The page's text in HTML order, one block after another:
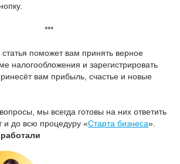
***
поможет вам принять верное
налогообложения и зарегистрировать
вам прибыль, счастье и новые
мы всегда готовы на них ответить
и до всю процедуру «Старта бизнеса».